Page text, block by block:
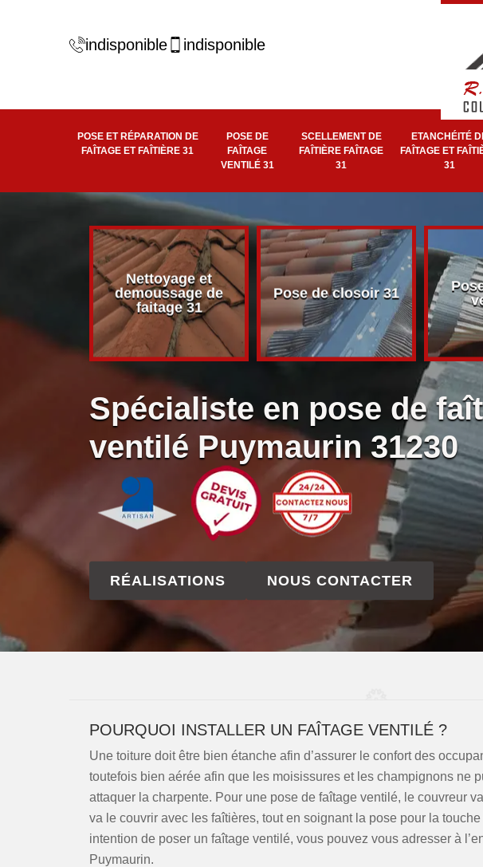
indisponible indisponible
POSE ET RÉPARATION DE
FAÎTAGE ET FAÎTIÈRE 31
POSE DE
FAÎTAGE
VENTILÉ 31
SCELLEMENT DE
FAÎTIÈRE FAÎTAGE
31
ETANCHÉITÉ
FAÎTAGE ET
31
Nettoyage et
demoussage de
faitage 31
Pose de closoir 31
Spécialiste en pose de
ventilé Puymaurin 31230
RÉALISATIONS NOUS CONTACTER
POURQUOI INSTALLER UN FAÎTAGE VENTILÉ ?
Une toiture doit être bien étanche afin d’assurer le confort des
toutefois bien aérée afin que les moisissures et les champignons ne
attaquer la charpente. Pour une pose de faîtage ventilé, le couvreur
va le couvrir avec les faîtières, tout en soignant la pose pour la
intention de poser un faîtage ventilé, vous pouvez vous adresser à
Puymaurin.